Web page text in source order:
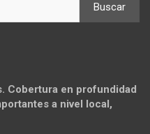
Buscar
Cobertura en profundidad
a nivel local,